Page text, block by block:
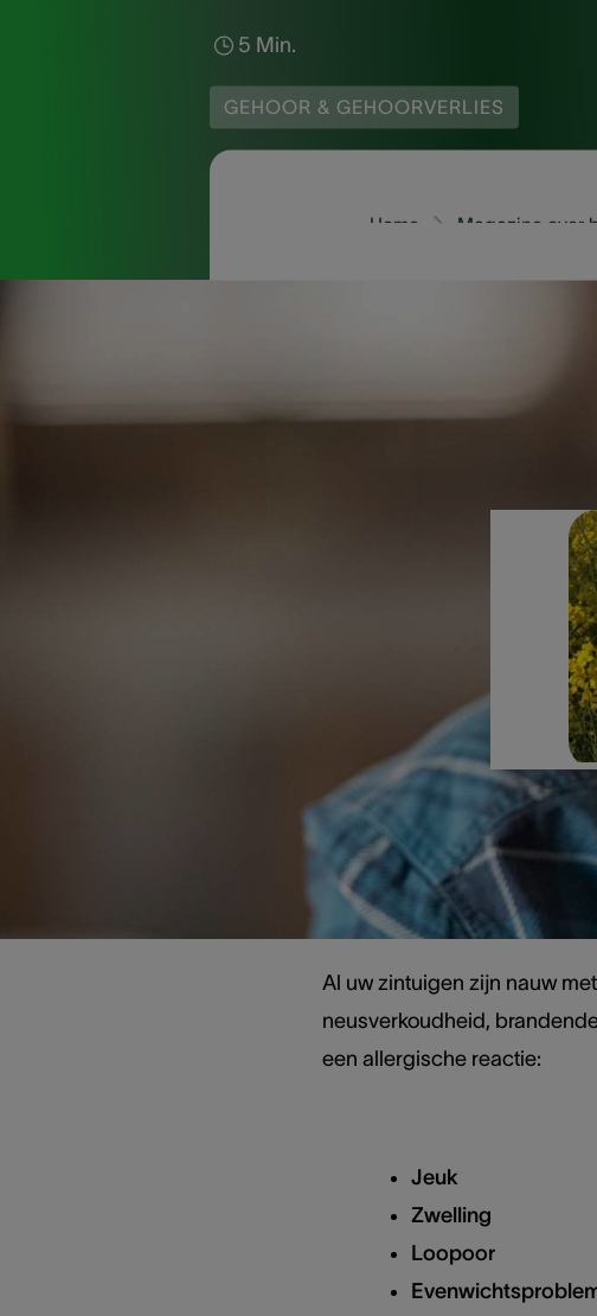
5 Min.
GEHOOR & GEHOORVERLIES
Magazine over
Home
Gehoorverlies heeft
door verschillende
lopen een groter risico op
Relatie
Al uw zintuigen zijn nauw
neusverkoudheid,
een allergische reactie:
Jeuk
Zwelling
Loopoor